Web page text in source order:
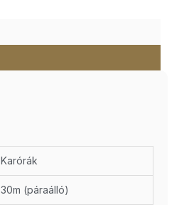
Karórák
30m (páraálló)